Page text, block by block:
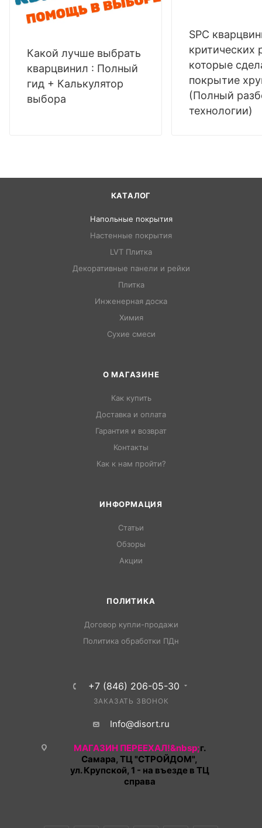
Какой лучше выбрать
кварцвинил : Полный
гид + Калькулятор
выбора
SPC
критических
которые
покрытие
(Полный
технологии)
КАТАЛОГ
Напольные покрытия
Настенные покрытия
LVT Плитка
Декоративные панели и рейки
Плитка
Инженерная доска
Химия
Сухие смеси
О МАГАЗИНЕ
Как купить
Доставка и оплата
Гарантия и возврат
Контакты
Как к нам пройти?
ИНФОРМАЦИЯ
Статьи
Обзоры
Акции
ПОЛИТИКА
Договор купли-продажи
Политика обработки ПДн
+7 (846) 206-05-30
ЗАКАЗАТЬ ЗВОНОК
Info@disort.ru
МАГАЗИН ПЕРЕЕХАЛ!&nbsp;г.
Самара, ТЦ "СТРОЙДОМ",
ул. Крупской, 1 - на въезде в ТЦ
справа